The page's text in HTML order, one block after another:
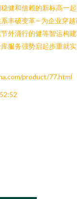
健和信赖的新标高一
丰硕变革—为企业穿越
外涌行的健等智运构
服务强势启起步重就
product/77.html